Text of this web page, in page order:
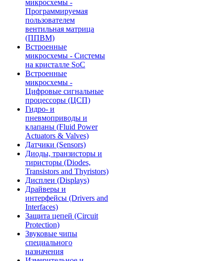
микросхемы -
Программируемая
пользователем
вентильная матрица
(ППВМ)
Встроенные
микросхемы - Системы
на кристалле SoC
Встроенные
микросхемы -
Цифровые сигнальные
процессоры (ЦСП)
Гидро- и
пневмоприводы и
клапаны (Fluid Power
Actuators & Valves)
Датчики (Sensors)
Диоды, транзисторы и
тиристоры (Diodes,
Transistors and Thyristors)
Дисплеи (Displays)
Драйверы и
интерфейсы (Drivers and
Interfaces)
Защита цепей (Circuit
Protection)
Звуковые чипы
специального
назначения